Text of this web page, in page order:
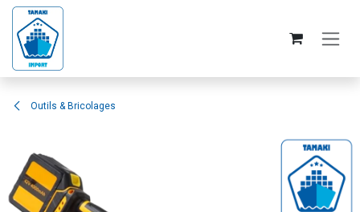
Se rendre au contenu
Outils & Bricolages